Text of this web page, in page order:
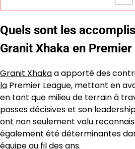
Quels sont les
Granit Xhaka en Premier
Granit Xhakaa apporté des
la Premier League, mettant en
en tant que milieu de terrain à
passes décisives et son
ont non seulement valu
également été déterminantes
équipe au fil des ans.